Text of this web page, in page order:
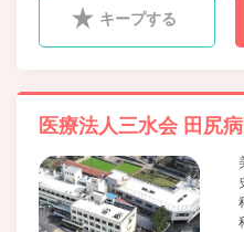
キープする
医療法人三水会 田尻